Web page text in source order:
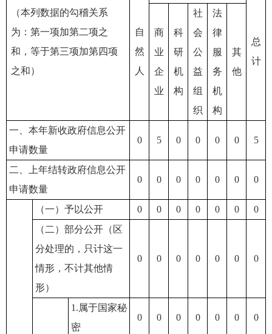
（本列数据的勾稽关系
为：第一项加第二项之
和，等于第三项加第四项
之和）
自
然
人
总
计
商
业
企
业
科
研
机
构
社
会
公
益
组
织
法
律
服
务
机
构
其
他
一、本年新收政府信息公开
申请数量
0 5 0 0 0 0 5
二、上年结转政府信息公开
申请数量
0 0 0 0 0 0 0
（一）予以公开 0 0 0 0 0 0
0
（二）部分公开（区
分处理的，只计这一
情形，不计其他情
形）
0 0 0 0 0 0 0
1.属于国家秘
密
0 0 0 0 0 0 0